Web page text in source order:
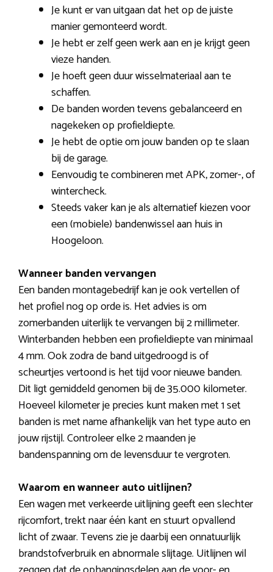
Je kunt er van uitgaan dat het op de juiste
manier gemonteerd wordt.
Je hebt er zelf geen werk aan en je krijgt geen
vieze handen.
Je hoeft geen duur wisselmateriaal aan te
schaffen.
De banden worden tevens gebalanceerd en
nagekeken op profieldiepte.
Je hebt de optie om jouw banden op te slaan
bij de garage.
Eenvoudig te combineren met APK, zomer-, of
wintercheck.
Steeds vaker kan je als alternatief kiezen voor
een (mobiele) bandenwissel aan huis in
Hoogeloon.
Wanneer banden vervangen
Een banden montagebedrijf kan je ook vertellen of
het profiel nog op orde is. Het advies is om
zomerbanden uiterlijk te vervangen bij 2 millimeter.
Winterbanden hebben een profieldiepte van minimaal
4 mm. Ook zodra de band uitgedroogd is of
scheurtjes vertoond is het tijd voor nieuwe banden.
Dit ligt gemiddeld genomen bij de 35.000 kilometer.
Hoeveel kilometer je precies kunt maken met 1 set
banden is met name afhankelijk van het type auto en
jouw rijstijl. Controleer elke 2 maanden je
bandenspanning om de levensduur te vergroten.
Waarom en wanneer auto uitlijnen?
Een wagen met verkeerde uitlijning geeft een slechter
rijcomfort, trekt naar één kant en stuurt opvallend
licht of zwaar. Tevens zie je daarbij een onnatuurlijk
brandstofverbruik en abnormale slijtage. Uitlijnen wil